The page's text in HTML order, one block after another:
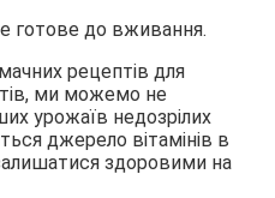
готове до вживання.
рецептів для
ми можемо не
урожаїв недозрілих
джерело вітамінів в
здоровими на